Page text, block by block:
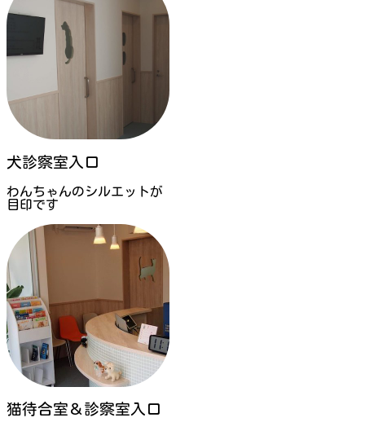
犬診察室入口
わんちゃんのシルエットが
目印です
猫待合室＆診察室入口